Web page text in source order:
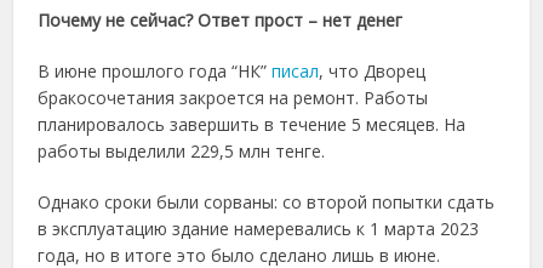
Почему не сейчас? Ответ прост – нет денег
В июне прошлого года “НК”писал, что Дворец
бракосочетания закроется на ремонт. Работы
планировалось завершить в течение 5 месяцев. На
работы выделили 229,5 млн тенге.
Однако сроки были сорваны: со второй попытки сдать
в эксплуатацию здание намеревались к 1 марта 2023
года, но в итоге это было сделано лишь в июне.